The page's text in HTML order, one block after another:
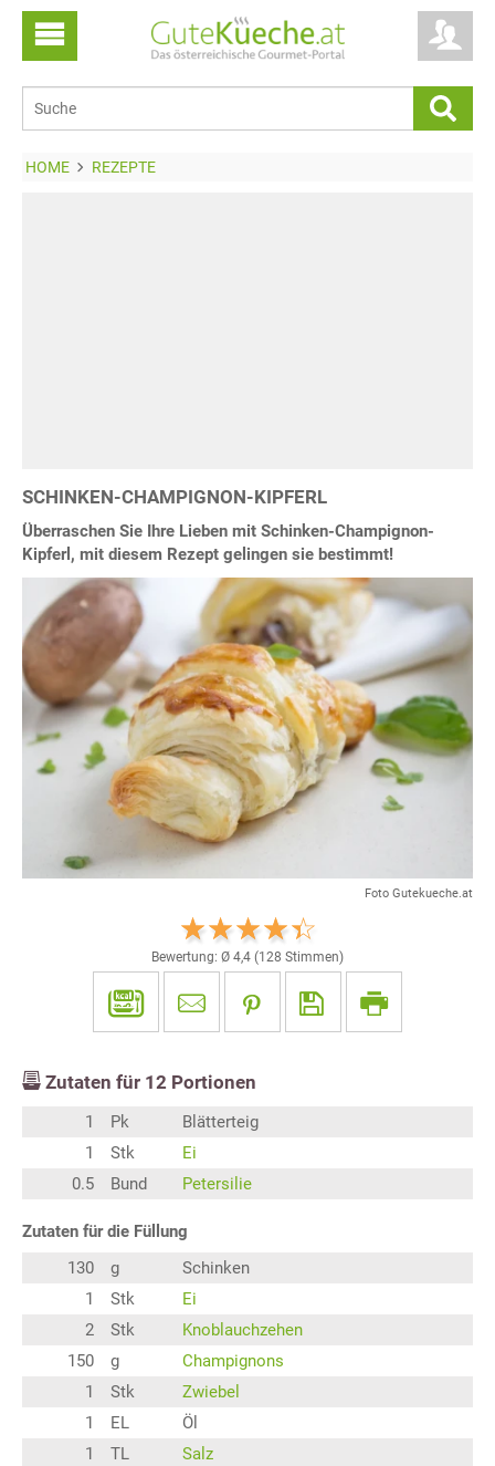
HOME REZEPTE
SCHINKEN-CHAMPIGNON-KIPFERL
Überraschen Sie Ihre Lieben mit Schinken-Champignon-
Kipferl, mit diesem Rezept gelingen sie bestimmt!
Foto Gutekueche.at
Bewertung: Ø 4,4 (128 Stimmen)
Zutaten für 12 Portionen
1 Pk
Blätterteig
1
Stk
Ei
0.5
Bund Petersilie
Zutaten für die Füllung
130
g
Schinken
1
Stk
Ei
2
Stk
Knoblauchzehen
150
g
Champignons
1
Stk
Zwiebel
1
EL
Öl
1
TL
Salz